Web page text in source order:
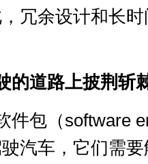
冗余设计和长
的道路上披荆斩
件包（software
汽车，它们需